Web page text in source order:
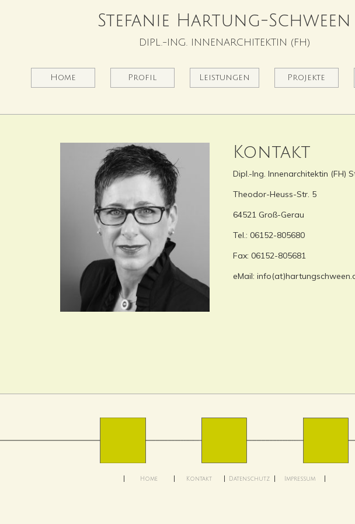
Stefanie Hartung-Schween
DIPL.-ING. INNENARCHITEKTIN (FH)
Home(current) Profil Leistungen Projekte
Kontakt
Dipl.-Ing. Innenarchitektin (FH)
Theodor-Heuss-Str. 5
64521 Groß-Gerau
Tel.: 06152-805680
Fax: 06152-805681
eMail:
Home Kontakt Datenschutz Impressum